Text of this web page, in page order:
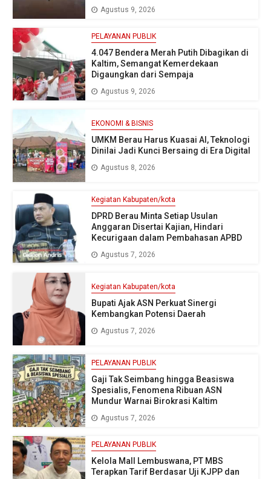
Agustus 9, 2026
PELAYANAN PUBLIK
4.047 Bendera Merah Putih Dibagikan di
Kaltim, Semangat Kemerdekaan
Digaungkan dari Sempaja
Agustus 9, 2026
EKONOMI & BISNIS
UMKM Berau Harus Kuasai AI, Teknologi
Dinilai Jadi Kunci Bersaing di Era Digital
Agustus 8, 2026
Kegiatan Kabupaten/kota
DPRD Berau Minta Setiap Usulan
Anggaran Disertai Kajian, Hindari
Kecurigaan dalam Pembahasan APBD
Agustus 7, 2026
Kegiatan Kabupaten/kota
Bupati Ajak ASN Perkuat Sinergi
Kembangkan Potensi Daerah
Agustus 7, 2026
PELAYANAN PUBLIK
Gaji Tak Seimbang hingga Beasiswa
Spesialis, Fenomena Ribuan ASN
Mundur Warnai Birokrasi Kaltim
Agustus 7, 2026
PELAYANAN PUBLIK
Kelola Mall Lembuswana, PT MBS
Terapkan Tarif Berdasar Uji KJPP dan